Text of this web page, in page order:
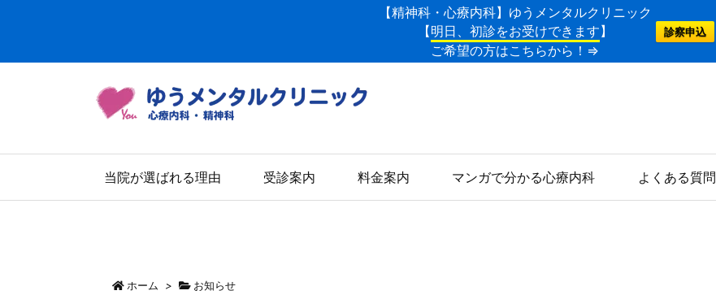
【精神科・心療内科】ゆうメンタルクリニック
【明日、初診をお受けできます】
ご希望の方はこちらから！⇒
診察申込
当院が選ばれる理由 受診案内 料金案内 マンガで分かる心療内科 よくある質問
ホーム > お知らせ